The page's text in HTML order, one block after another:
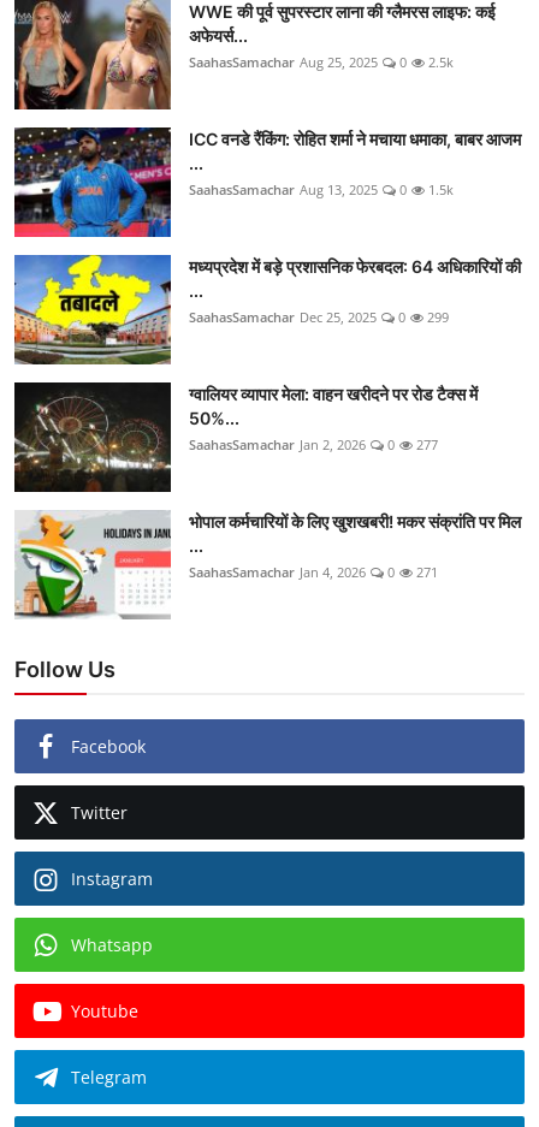
WWE की पूर्व सुपरस्टार लाना की ग्लैमरस लाइफ: कई
अफेयर्स...
SaahasSamachar Aug 25, 2025 0 2.5k
ICC वनडे रैंकिंग: रोहित शर्मा ने मचाया धमाका, बाबर आजम
...
SaahasSamachar Aug 13, 2025 0 1.5k
मध्यप्रदेश में बड़े प्रशासनिक फेरबदल: 64 अधिकारियों की
...
SaahasSamachar Dec 25, 2025 0 299
ग्वालियर व्यापार मेला: वाहन खरीदने पर रोड टैक्स में
50%...
SaahasSamachar Jan 2, 2026 0 277
भोपाल कर्मचारियों के लिए खुशखबरी! मकर संक्रांति पर मिल
...
SaahasSamachar Jan 4, 2026 0 271
Follow Us
Facebook
Twitter
Instagram
Whatsapp
Youtube
Telegram